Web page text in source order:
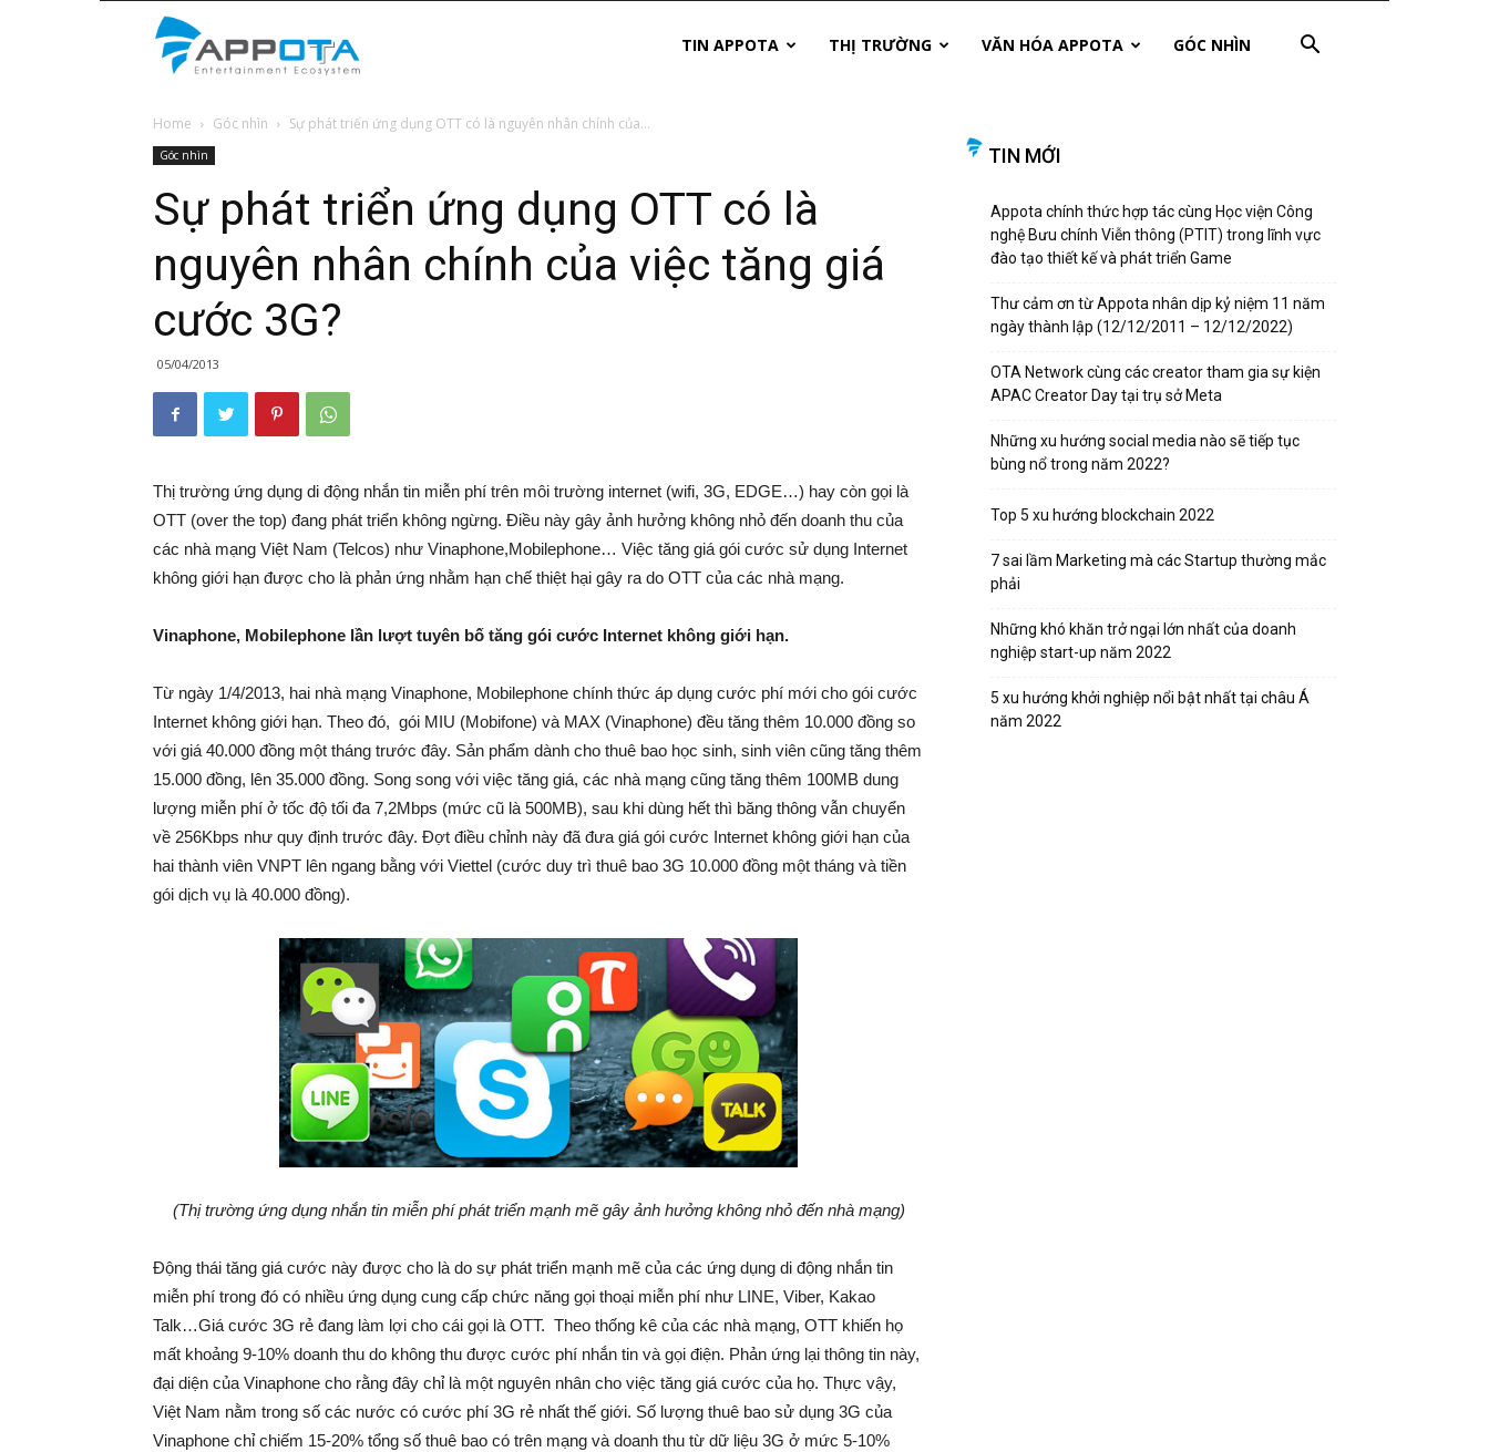
News
TIN APPOTA THỊ TRƯỜNG VĂN HÓA APPOTA GÓC NHÌN
Home Góc nhìn Sự phát triển ứng dụng OTT có là nguyên nhân chính của...
Góc nhìn
Sự phát triển ứng dụng OTT có là
nguyên nhân chính của việc tăng giá
cước 3G?
05/04/2013
Thị trường ứng dụng di động nhắn tin miễn phí trên môi trường internet (wifi, 3G, EDGE…) hay còn gọi là
OTT (over the top) đang phát triển không ngừng. Điều này gây ảnh hưởng không nhỏ đến doanh thu của
các nhà mạng Việt Nam (Telcos) như Vinaphone,Mobilephone… Việc tăng giá gói cước sử dụng Internet
không giới hạn được cho là phản ứng nhằm hạn chế thiệt hại gây ra do OTT của các nhà mạng.
Vinaphone, Mobilephone lần lượt tuyên bố tăng gói cước Internet không giới hạn.
Từ ngày 1/4/2013, hai nhà mạng Vinaphone, Mobilephone chính thức áp dụng cước phí mới cho gói cước
Internet không giới hạn. Theo đó, gói MIU (Mobifone) và MAX (Vinaphone) đều tăng thêm 10.000 đồng so
với giá 40.000 đồng một tháng trước đây. Sản phẩm dành cho thuê bao học sinh, sinh viên cũng tăng thêm
15.000 đồng, lên 35.000 đồng. Song song với việc tăng giá, các nhà mạng cũng tăng thêm 100MB dung
lượng miễn phí ở tốc độ tối đa 7,2Mbps (mức cũ là 500MB), sau khi dùng hết thì băng thông vẫn chuyển
về 256Kbps như quy định trước đây. Đợt điều chỉnh này đã đưa giá gói cước Internet không giới hạn của
hai thành viên VNPT lên ngang bằng với Viettel (cước duy trì thuê bao 3G 10.000 đồng một tháng và tiền
gói dịch vụ là 40.000 đồng).
(Thị trường ứng dụng nhắn tin miễn phí phát triển mạnh mẽ gây ảnh hưởng không nhỏ đến nhà mạng)
Động thái tăng giá cước này được cho là do sự phát triển mạnh mẽ của các ứng dụng di động nhắn tin
miễn phí trong đó có nhiều ứng dụng cung cấp chức năng gọi thoại miễn phí như LINE, Viber, Kakao
Talk…Giá cước 3G rẻ đang làm lợi cho cái gọi là OTT. Theo thống kê của các nhà mạng, OTT khiến họ
mất khoảng 9-10% doanh thu do không thu được cước phí nhắn tin và gọi điện. Phản ứng lại thông tin này,
đại diện của Vinaphone cho rằng đây chỉ là một nguyên nhân cho việc tăng giá cước của họ. Thực vậy,
Việt Nam nằm trong số các nước có cước phí 3G rẻ nhất thế giới. Số lượng thuê bao sử dụng 3G của
Vinaphone chỉ chiếm 15-20% tổng số thuê bao có trên mạng và doanh thu từ dữ liệu 3G ở mức 5-10%
TIN MỚI
Appota chính thức hợp tác cùng Học viện Công
nghệ Bưu chính Viễn thông (PTIT) trong lĩnh vực
đào tạo thiết kế và phát triển Game
Thư cảm ơn từ Appota nhân dịp kỷ niệm 11 năm
ngày thành lập (12/12/2011 – 12/12/2022)
OTA Network cùng các creator tham gia sự kiện
APAC Creator Day tại trụ sở Meta
Những xu hướng social media nào sẽ tiếp tục
bùng nổ trong năm 2022?
Top 5 xu hướng blockchain 2022
7 sai lầm Marketing mà các Startup thường mắc
phải
Những khó khăn trở ngại lớn nhất của doanh
nghiệp start-up năm 2022
5 xu hướng khởi nghiệp nổi bật nhất tại châu Á
năm 2022